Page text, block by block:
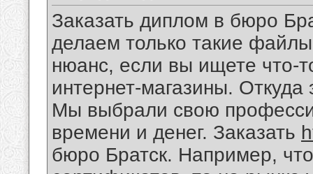
Заказать диплом в бюро
делаем только такие
нюанс, если вы ищете что-
интернет-магазины.
Мы выбрали свою
времени и денег. Заказать
бюро Братск. Например,